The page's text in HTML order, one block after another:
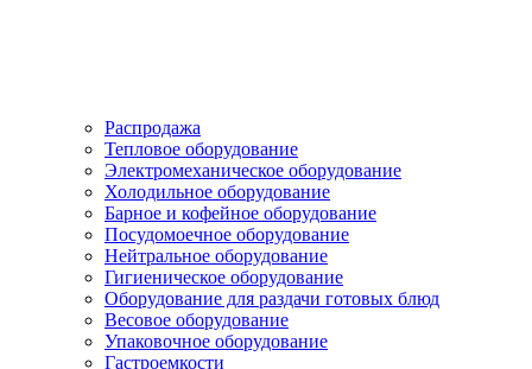
Распродажа
Тепловое оборудование
Электромеханическое оборудование
Холодильное оборудование
Барное и кофейное оборудование
Посудомоечное оборудование
Нейтральное оборудование
Гигиеническое оборудование
Оборудование для раздачи готовых блюд
Весовое оборудование
Упаковочное оборудование
Гастроемкости